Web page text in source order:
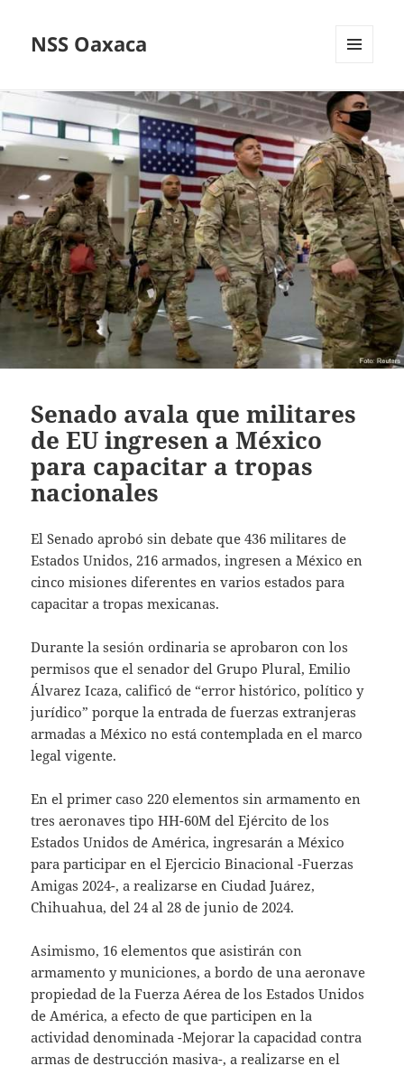
NSS Oaxaca
WIDGETS
Senado avala que militares
de EU ingresen a México
para capacitar a tropas
nacionales
El Senado aprobó sin debate que 436 militares de
Estados Unidos, 216 armados, ingresen a México en
cinco misiones diferentes en varios estados para
capacitar a tropas mexicanas.
Durante la sesión ordinaria se aprobaron con los
permisos que el senador del Grupo Plural, Emilio
Álvarez Icaza, calificó de “error histórico, político y
jurídico” porque la entrada de fuerzas extranjeras
armadas a México no está contemplada en el marco
legal vigente.
En el primer caso 220 elementos sin armamento en
tres aeronaves tipo HH-60M del Ejército de los
Estados Unidos de América, ingresarán a México
para participar en el Ejercicio Binacional -Fuerzas
Amigas 2024-, a realizarse en Ciudad Juárez,
Chihuahua, del 24 al 28 de junio de 2024.
Asimismo, 16 elementos que asistirán con
armamento y municiones, a bordo de una aeronave
propiedad de la Fuerza Aérea de los Estados Unidos
de América, a efecto de que participen en la
actividad denominada -Mejorar la capacidad contra
armas de destrucción masiva-, a realizarse en el